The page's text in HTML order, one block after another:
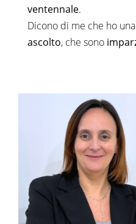
ventennale.
Dicono di me che ho
ascolto, che sono